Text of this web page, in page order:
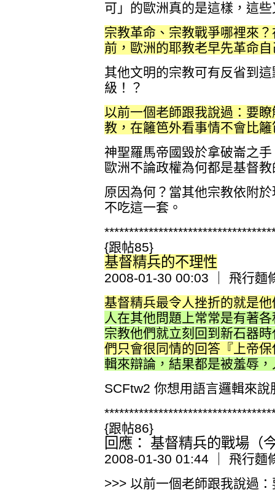
可」的歐洲真的是這樣，這
宗教革命、宗教戰爭哪裡來
前，歐洲的耶教老早先革命
其他文明的宗教可有反省到
級！？
以前一個老師跟我說過：要
教，在籬笆外看事情不會比
神聖羅馬帝國毀於拿破崙之
歐洲不論政權為何都是基督
原因為何？當其他宗教依附
不吃這一套。
{跟帖85}
基督精兵的不理性
2008-01-30 00:03 ｜ 飛行麵
基督精兵最令人挫折的就是
人在其他問題上常常是有著
宗教他們就立刻回到新石器時
們只會很同情的回答『上帝
輯來辯論，結果都是被羞辱
SCFtw2 你想用語言邏輯來
{跟帖86}
回應： 基督精兵的戰場（
2008-01-30 01:44 ｜ 飛行麵
>>> 以前一個老師跟我說過